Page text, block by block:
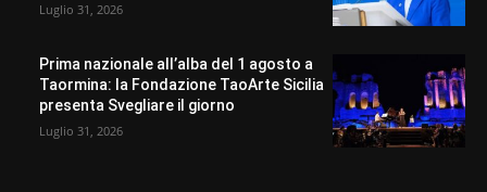
Luglio 31, 2026
Prima nazionale all’alba del 1 agosto a
Taormina: la Fondazione TaoArte Sicilia
presenta Svegliare il giorno
Luglio 31, 2026